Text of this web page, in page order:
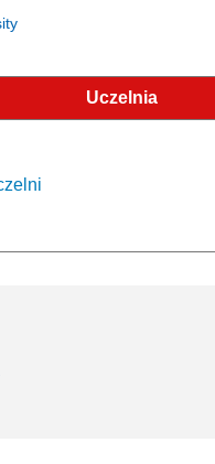
Uczelnia